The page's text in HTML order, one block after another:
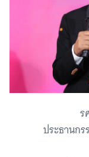
ร
ประธานก